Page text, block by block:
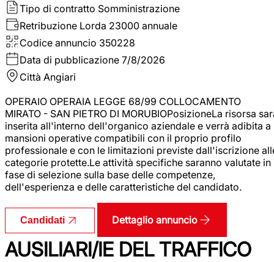
Tipo di contratto Somministrazione
Retribuzione Lorda 23000 annuale
Codice annuncio 350228
Data di pubblicazione 7/8/2026
Città Angiari
OPERAIO OPERAIA LEGGE 68/99 COLLOCAMENTO
MIRATO - SAN PIETRO DI MORUBIOPosizioneLa risorsa
inserita all'interno dell'organico aziendale e verrà adibita a
mansioni operative compatibili con il proprio profilo
professionale e con le limitazioni previste dall'iscrizione
categorie protette.Le attività specifiche saranno valutate in
fase di selezione sulla base delle competenze,
dell'esperienza e delle caratteristiche del candidato.
Candidati Dettaglio annuncio
AUSILIARI/IE DEL TRAFFICO